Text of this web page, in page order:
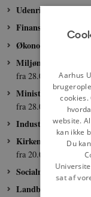
Udenrigsminister:
Finansminister:
Økonomiminister:
Miljøminister:
fra 28.02.1980:
Minister for
fra 28.02.1980: Lise
Industriminister:
Kirkeminister og
fra 20.01.1981:
Socialminister: Ritt
Landbrugsminister:
Aarhus
website.
kan ikke
Du
sat af